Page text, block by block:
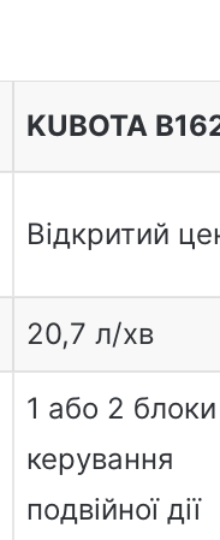
KUBOTA
Відкритий
20,7 л/хв
1 або 2 блоки
керування
подвійної дії